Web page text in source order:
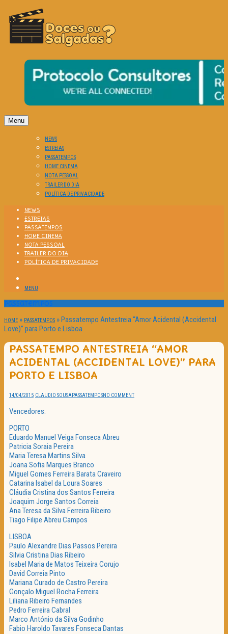
DOCES OU SALGADAS?
O Cinema? Uma Paixão!!
Menu
NEWS
ESTREIAS
PASSATEMPOS
HOME CINEMA
NOTA PESSOAL
TRAILER DO DIA
POLÍTICA DE PRIVACIDADE
NEWS
ESTREIAS
PASSATEMPOS
HOME CINEMA
NOTA PESSOAL
TRAILER DO DIA
POLÍTICA DE PRIVACIDADE
MENU
Passatempos
HOME » PASSATEMPOS »Passatempo Antestreia “Amor Acidental (Accidental
Love)” para Porto e Lisboa
PASSATEMPO ANTESTREIA “AMOR
ACIDENTAL (ACCIDENTAL LOVE)” PARA
PORTO E LISBOA
14/04/2015 CLAUDIO SOUSAPASSATEMPOSNO COMMENT
Vencedores:
PORTO
Eduardo Manuel Veiga Fonseca Abreu
Patricia Soraia Pereira
Maria Teresa Martins Silva
Joana Sofia Marques Branco
Miguel Gomes Ferreira Barata Craveiro
Catarina Isabel da Loura Soares
Cláudia Cristina dos Santos Ferreira
Joaquim Jorge Santos Correia
Ana Teresa da Silva Ferreira Ribeiro
Tiago Filipe Abreu Campos
LISBOA
Paulo Alexandre Dias Passos Pereira
Silvia Cristina Dias Ribeiro
Isabel Maria de Matos Teixeira Corujo
David Correia Pinto
Mariana Curado de Castro Pereira
Gonçalo Miguel Rocha Ferreira
Liliana Ribeiro Fernandes
Pedro Ferreira Cabral
Marco António da Silva Godinho
Fabio Haroldo Tavares Fonseca Dantas